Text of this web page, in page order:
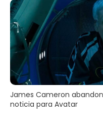
James Cameron
noticia para Avatar